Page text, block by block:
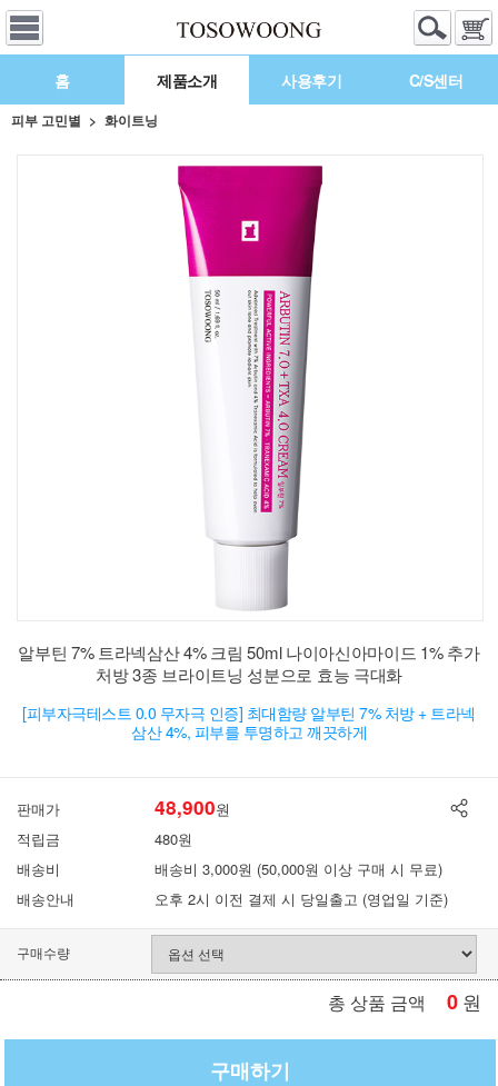
홈 제품소개 사용후기 C/S센터
피부 고민별 화이트닝
알부틴 7% 트라넥삼산 4% 크림 50ml 나이아신아마이드 1% 추가
처방 3종 브라이트닝 성분으로 효능 극대화
[피부자극테스트 0.0 무자극 인증] 최대함량 알부틴 7% 처방 + 트라넥
삼산 4%, 피부를 투명하고 깨끗하게
판매가 48,900원
적립금
480원
배송비
배송비 3,000원 (50,000원 이상 구매 시 무료)
배송안내
오후 2시 이전 결제 시 당일출고 (영업일 기준)
구매수량
총 상품 금액 0 원
구매하기